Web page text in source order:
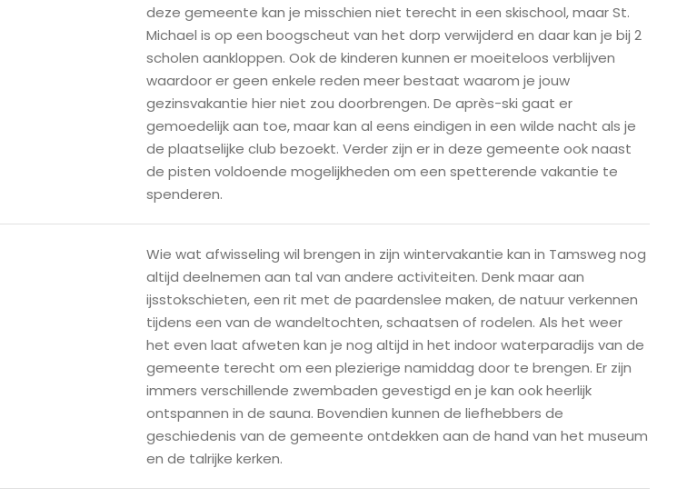
deze gemeente kan je misschien niet terecht in een skischool, maar St.
Michael is op een boogscheut van het dorp verwijderd en daar kan je bij 2
scholen aankloppen. Ook de kinderen kunnen er moeiteloos verblijven
waardoor er geen enkele reden meer bestaat waarom je jouw
gezinsvakantie hier niet zou doorbrengen. De après-ski gaat er
gemoedelijk aan toe, maar kan al eens eindigen in een wilde nacht als je
de plaatselijke club bezoekt. Verder zijn er in deze gemeente ook naast
de pisten voldoende mogelijkheden om een spetterende vakantie te
spenderen.
Wie wat afwisseling wil brengen in zijn wintervakantie kan in Tamsweg nog
altijd deelnemen aan tal van andere activiteiten. Denk maar aan
ijsstokschieten, een rit met de paardenslee maken, de natuur verkennen
tijdens een van de wandeltochten, schaatsen of rodelen. Als het weer
het even laat afweten kan je nog altijd in het indoor waterparadijs van de
gemeente terecht om een plezierige namiddag door te brengen. Er zijn
immers verschillende zwembaden gevestigd en je kan ook heerlijk
ontspannen in de sauna. Bovendien kunnen de liefhebbers de
geschiedenis van de gemeente ontdekken aan de hand van het museum
en de talrijke kerken.